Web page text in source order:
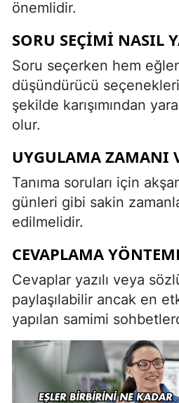
önemlidir.
SORU SEÇIMI NASIL
Soru seçerken hem
düşündürücü
şekilde karışımından
olur.
UYGULAMA ZAMANI
Tanıma soruları için
günleri gibi sakin
edilmelidir.
CEVAPLAMA
Cevaplar yazılı veya
paylaşılabilir ancak en
yapılan samimi